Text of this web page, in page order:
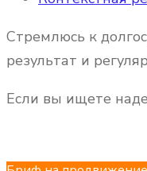
Стремлюсь к
результат и
Если вы ищете